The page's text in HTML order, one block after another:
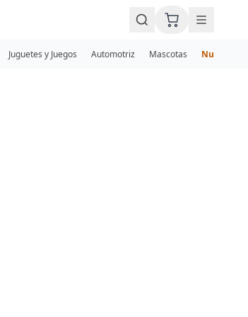
Juguetes y Juegos Automotriz Mascotas Nuevos